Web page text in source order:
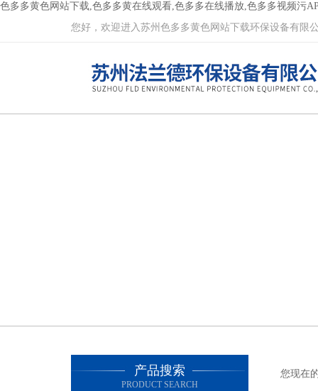
色多多黄色网站下载,色多多黄在线观看,色多多在线播放,色多多视频污
您好，欢迎进入苏州色多多黄色网站下载环保设备有限公
产品搜索
PRODUCT SEARCH
您现在的